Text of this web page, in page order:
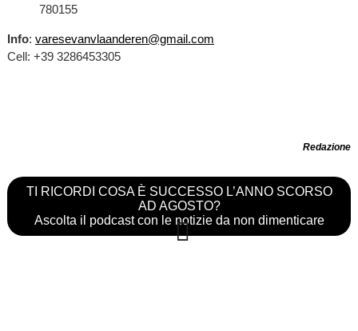
780155
Info: varesevanvlaanderen@gmail.com
Cell: +39 3286453305
Redazione
TI RICORDI COSA È SUCCESSO L’ANNO SCORSO
AD AGOSTO?
Ascolta il podcast con le notizie da non dimenticare